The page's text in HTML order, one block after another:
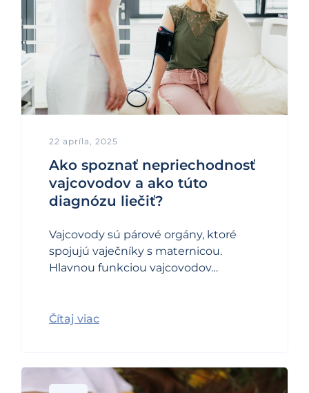
22 apríla, 2025
Ako spoznať nepriechodnosť
vajcovodov a ako túto
diagnózu liečiť?
Vajcovody sú párové orgány, ktoré
spojujú vaječníky s maternicou.
Hlavnou funkciou vajcovodov…
Čítaj viac